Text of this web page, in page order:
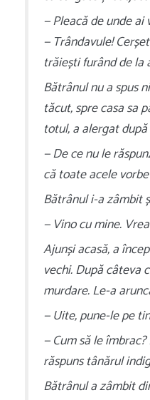
— Pleacă de unde ai
— Trândavule!
trăiești furând de la
Bătrânul nu a spus
tăcut, spre casa sa
totul, a alergat
— De ce nu le
că toate acele
Bătrânul i-a zâmbit
— Vino cu mine.
Ajunși acasă, a
vechi. După câteva
murdare. Le-a
— Uite, pune-le pe
— Cum să le
răspuns tânărul
Bătrânul a zâmbit